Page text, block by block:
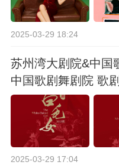
2025-03-29 18:24
苏州湾大剧院&中国
中国歌剧舞剧院 歌
2025-03-29 17:04